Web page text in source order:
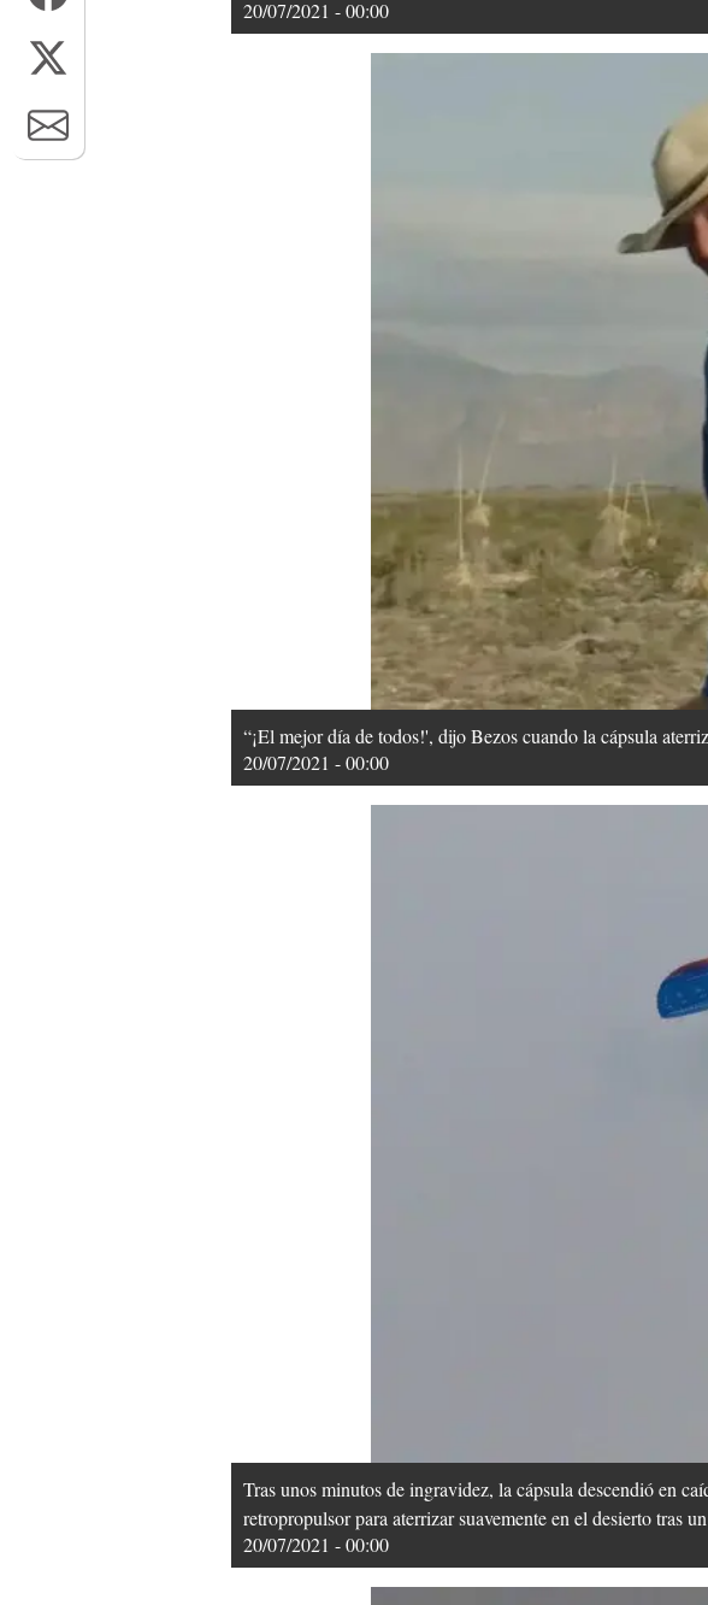
20/07/2021 - 00:00
“¡El mejor día de todos!', dijo Bezos cuando la cápsula
20/07/2021 - 00:00
Tras unos minutos de ingravidez, la cápsula descendió en
retropropulsor para aterrizar suavemente en el desierto tras
20/07/2021 - 00:00